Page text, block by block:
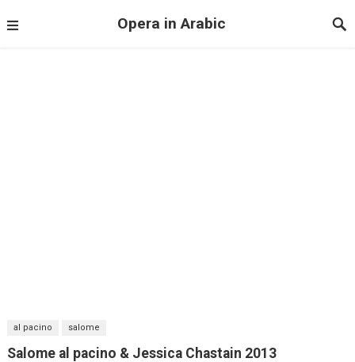
Opera in Arabic
al pacino salome
Salome al pacino & Jessica Chastain 2013